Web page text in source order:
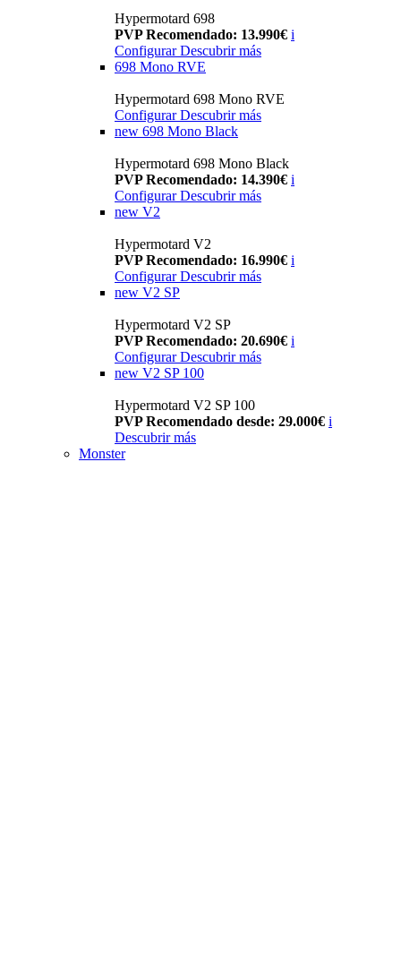
Hypermotard 698
PVP Recomendado: 13.990€ i
ConfigurarDescubrir más
698 Mono RVE
Hypermotard 698 Mono RVE
Configurar Descubrir más
new 698 Mono Black
Hypermotard 698 Mono Black
PVP Recomendado: 14.390€ i
Configurar Descubrir más
new V2
Hypermotard V2
PVP Recomendado: 16.990€ i
Configurar Descubrir más
new V2 SP
Hypermotard V2 SP
PVP Recomendado: 20.690€ i
Configurar Descubrir más
new V2 SP 100
Hypermotard V2 SP 100
PVP Recomendado desde: 29.000€ i
Descubrir más
Monster